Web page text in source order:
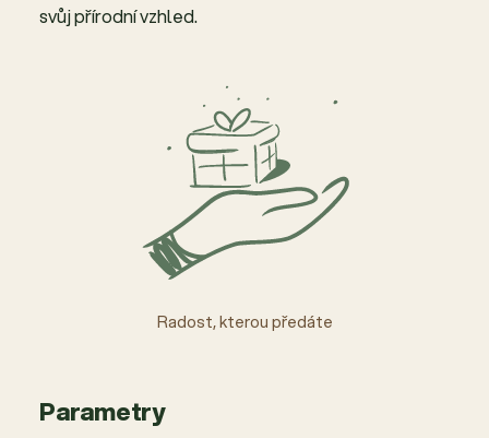
svůj přírodní vzhled.
Radost, kterou předáte
Parametry